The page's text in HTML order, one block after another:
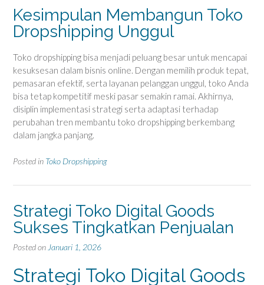
Kesimpulan Membangun Toko
Dropshipping Unggul
Toko dropshipping bisa menjadi peluang besar untuk mencapai
kesuksesan dalam bisnis online. Dengan memilih produk tepat,
pemasaran efektif, serta layanan pelanggan unggul, toko Anda
bisa tetap kompetitif meski pasar semakin ramai. Akhirnya,
disiplin implementasi strategi serta adaptasi terhadap
perubahan tren membantu toko dropshipping berkembang
dalam jangka panjang.
Posted in Toko Dropshipping
Strategi Toko Digital Goods
Sukses Tingkatkan Penjualan
Posted on Januari 1, 2026
Strategi Toko Digital Goods